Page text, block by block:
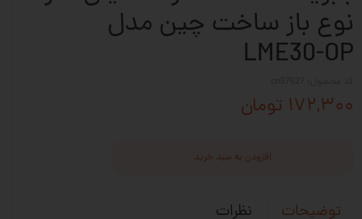
نوع باز ساخت چین مدل
LME30-OP
۱۷۲,۳۰۰ تومان
افزودن به سبد خرید
توضیحات نظرات